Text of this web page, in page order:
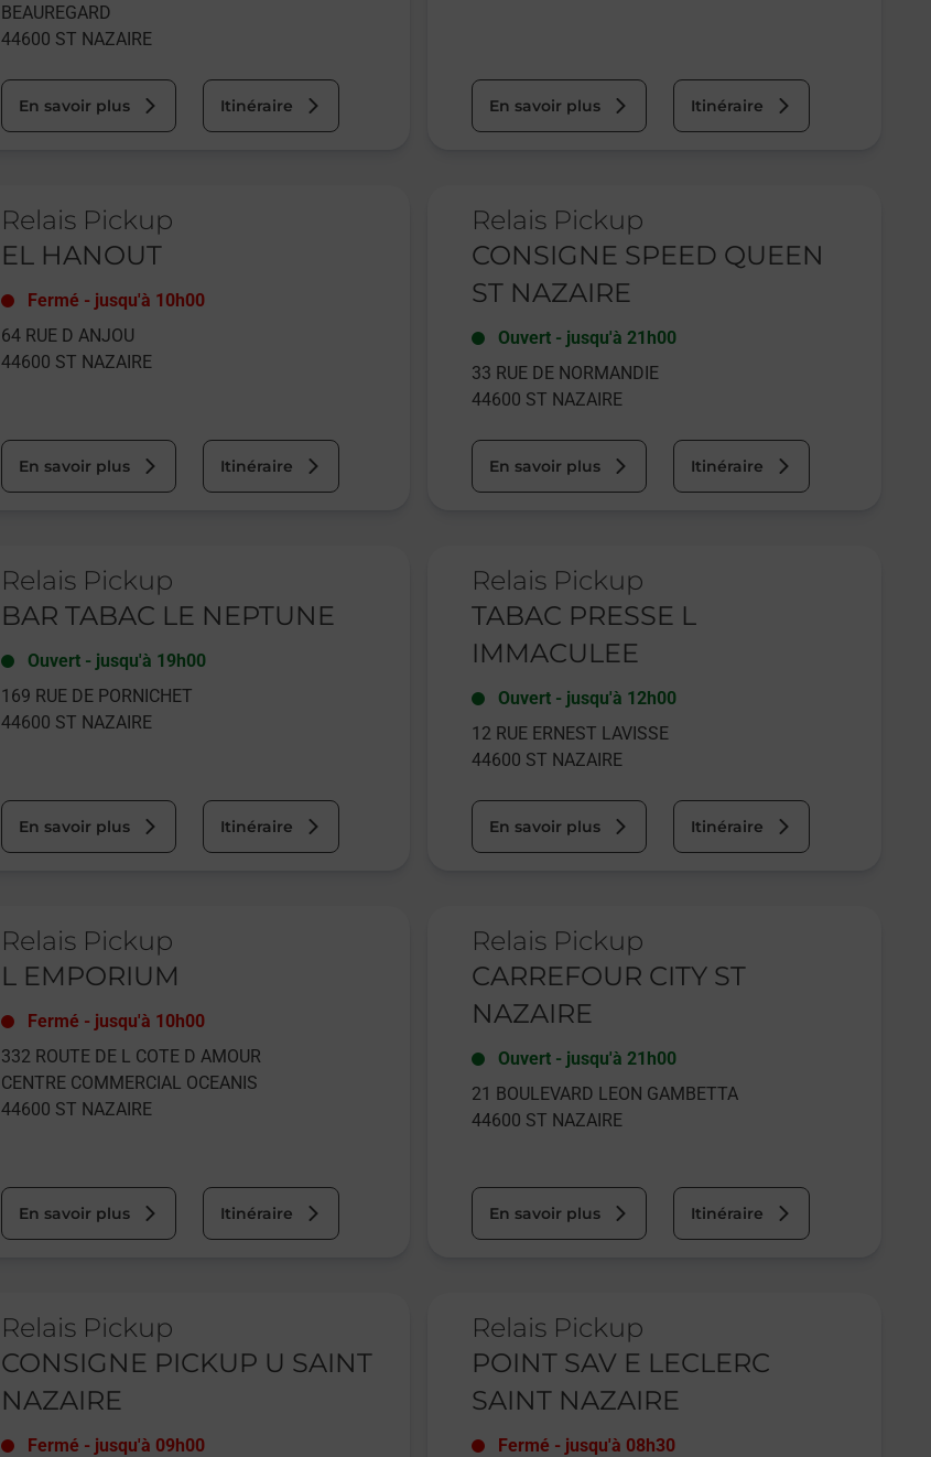
BEAUREGARD
44600 ST NAZAIRE
En savoir plus Itinéraire En savoir plus Itinéraire
Relais Pickup
EL HANOUT
Fermé - jusqu'à 10h00
64 RUE D ANJOU
44600 ST NAZAIRE
En savoir plus Itinéraire
Relais Pickup
CONSIGNE SPEED QUEEN
ST NAZAIRE
Ouvert - jusqu'à 21h00
33 RUE DE NORMANDIE
44600 ST NAZAIRE
En savoir plus Itinéraire
Relais Pickup
BAR TABAC LE NEPTUNE
Ouvert- jusqu'à 19h00
169 RUE DE PORNICHET
44600 ST NAZAIRE
En savoir plus Itinéraire
Relais Pickup
TABAC PRESSE L
IMMACULEE
Ouvert - jusqu'à 12h00
12 RUE ERNEST LAVISSE
44600 ST NAZAIRE
En savoir plus Itinéraire
Relais Pickup
L EMPORIUM
Fermé - jusqu'à 10h00
332 ROUTE DE L COTE D AMOUR
CENTRE COMMERCIAL OCEANIS
44600 ST NAZAIRE
En savoir plus Itinéraire
Relais Pickup
CARREFOUR CITY ST
NAZAIRE
Ouvert - jusqu'à 21h00
21 BOULEVARD LEON GAMBETTA
44600 ST NAZAIRE
En savoir plus Itinéraire
Relais Pickup
CONSIGNE PICKUP U SAINT
NAZAIRE
Fermé - jusqu'à 09h00
Relais Pickup
POINT SAV E LECLERC
SAINT NAZAIRE
Fermé - jusqu'à 08h30